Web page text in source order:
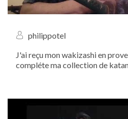
philippotel
J'ai reçu mon wakizashi en
compléte ma collection de